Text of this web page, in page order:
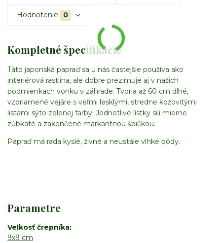
Hodnotenie 0
Kompletné špecifikácie
Táto japonská papraď sa u nás častejšie používa ako
interiérová rastlina, ale dobre prezimuje aj v našich
podmienkach vonku v záhrade. Tvoria až 60 cm dlhé,
vzpriamené vejáre s veľmi lesklými, stredne kožovitými
listami sýto zelenej farby. Jednotlivé lístky sú mierne
zúbkaté a zakončené markantnou špičkou.
Papraď má rada kyslé, živné a neustále vlhké pôdy.
Parametre
Veľkosť črepníka
9x9 cm